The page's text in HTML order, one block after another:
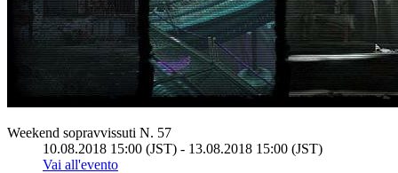
Weekend sopravvissuti N. 57
10.08.2018 15:00 (JST) - 13.08.2018 15:00 (JST)
Vai all'evento